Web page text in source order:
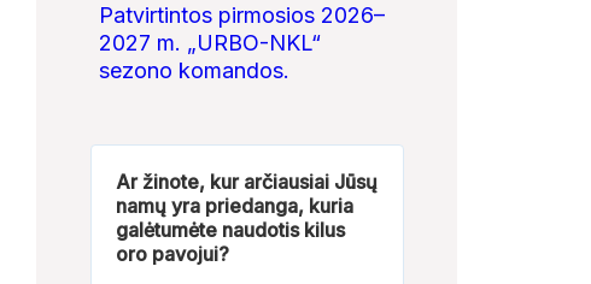
Patvirtintos pirmosios 2026–
2027 m. „URBO-NKL“
sezono komandos.
Ar žinote, kur arčiausiai Jūsų
namų yra priedanga, kuria
galėtumėte naudotis kilus
oro pavojui?